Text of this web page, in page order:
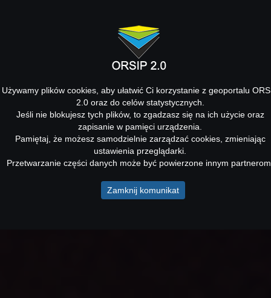
Używamy plików cookies, aby ułatwić Ci korzystanie z geoportalu
2.0 oraz do celów statystycznych.
Jeśli nie blokujesz tych plików, to zgadzasz się na ich użycie oraz
zapisanie w pamięci urządzenia.
Pamiętaj, że możesz samodzielnie zarządzać cookies, zmieniając
ustawienia przeglądarki.
Przetwarzanie części danych może być powierzone innym
Zamknij komunikat